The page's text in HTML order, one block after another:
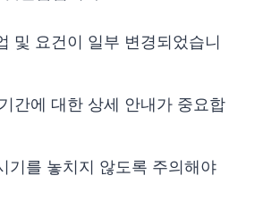
및 요건이 일부 변경되었습니
간에 대한 상세 안내가 중요합
기를 놓치지 않도록 주의해야